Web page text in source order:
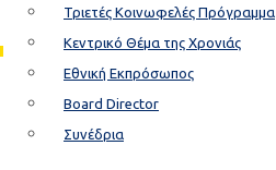
Τριετές Κοινωφελές Πρόγραμμα
Κεντρικό Θέμα της Xρονιάς​
Εθνική Εκπρόσωπος
Board Director
Συνέδρια